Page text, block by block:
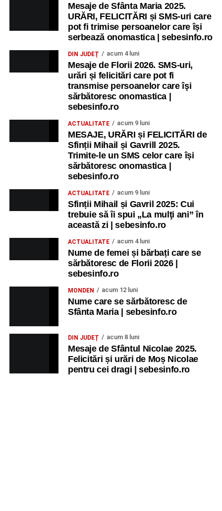
Mesaje de Sfânta Maria 2025.
URĂRI, FELICITĂRI și SMS-uri care
pot fi trimise persoanelor care își
serbează onomastica | sebesinfo.ro
DIN JUDEȚ acum 4 luni
Mesaje de Florii 2026. SMS-uri,
urări și felicitări care pot fi
transmise persoanelor care îşi
sărbătoresc onomastica |
sebesinfo.ro
ACTUALITATE acum 9 luni
MESAJE, URĂRI și FELICITĂRI de
Sfinții Mihail și Gavrill 2025.
Trimite-le un SMS celor care își
sărbătoresc onomastica |
sebesinfo.ro
ACTUALITATE acum 9 luni
Sfinții Mihail și Gavril 2025: Cui
trebuie să îi spui „La mulţi ani” în
această zi | sebesinfo.ro
ACTUALITATE acum 4 luni
Nume de femei și bărbați care se
sărbătoresc de Florii 2026 |
sebesinfo.ro
MONDEN acum 12 luni
Nume care se sărbătoresc de
Sfânta Maria | sebesinfo.ro
DIN JUDEȚ acum 8 luni
Mesaje de Sfântul Nicolae 2025.
Felicitări și urări de Moș Nicolae
pentru cei dragi | sebesinfo.ro